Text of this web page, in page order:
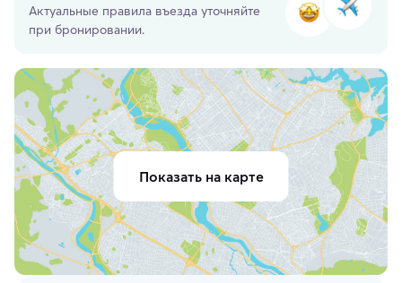
Актуальные правила въезда уточняйте
при бронировании.
Показать на карте